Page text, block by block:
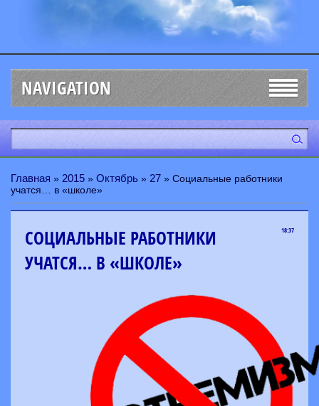
NAVIGATION
Главная » 2015 » Октябрь » 27 » Социальные работники
учатся… в «школе»
18:37
СОЦИАЛЬНЫЕ РАБОТНИКИ
УЧАТСЯ… В «ШКОЛЕ»